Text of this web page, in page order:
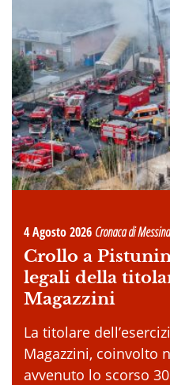
4 Agosto 2026 Cronaca di
Crollo a
legali della
Magazzini
La titolare
Magazzini, coinvolto
avvenuto lo scorso